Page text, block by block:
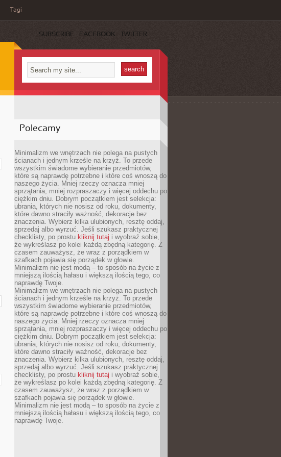
Tagi
SUBSCRIBE FACEBOOK TWITTER
Polecamy
Minimalizm we wnętrzach nie polega na pustych
ścianach i jednym krześle na krzyż. To przede
wszystkim świadome wybieranie przedmiotów,
które są naprawdę potrzebne i które coś wnoszą do
naszego życia. Mniej rzeczy oznacza mniej
sprzątania, mniej rozpraszaczy i więcej oddechu po
ciężkim dniu. Dobrym początkiem jest selekcja:
ubrania, których nie nosisz od roku, dokumenty,
które dawno straciły ważność, dekoracje bez
znaczenia. Wybierz kilka ulubionych, resztę oddaj,
sprzedaj albo wyrzuć. Jeśli szukasz praktycznej
checklisty, po prostu kliknij tutaj i wyobraź sobie,
że wykreślasz po kolei każdą zbędną kategorię. Z
czasem zauważysz, że wraz z porządkiem w
szafkach pojawia się porządek w głowie.
Minimalizm nie jest modą – to sposób na życie z
mniejszą ilością hałasu i większą ilością tego, co
naprawdę Twoje.
Minimalizm we wnętrzach nie polega na pustych
ścianach i jednym krześle na krzyż. To przede
wszystkim świadome wybieranie przedmiotów,
które są naprawdę potrzebne i które coś wnoszą do
naszego życia. Mniej rzeczy oznacza mniej
sprzątania, mniej rozpraszaczy i więcej oddechu po
ciężkim dniu. Dobrym początkiem jest selekcja:
ubrania, których nie nosisz od roku, dokumenty,
które dawno straciły ważność, dekoracje bez
znaczenia. Wybierz kilka ulubionych, resztę oddaj,
sprzedaj albo wyrzuć. Jeśli szukasz praktycznej
checklisty, po prostu kliknij tutaj i wyobraź sobie,
że wykreślasz po kolei każdą zbędną kategorię. Z
czasem zauważysz, że wraz z porządkiem w
szafkach pojawia się porządek w głowie.
Minimalizm nie jest modą – to sposób na życie z
mniejszą ilością hałasu i większą ilością tego, co
naprawdę Twoje.